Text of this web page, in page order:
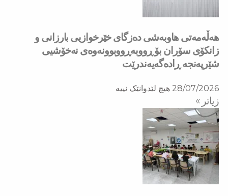
هه‌ڵه‌مه‌تی هاو‌به‌شی ده‌زگای خێرخوازیی بارزانی و
زانكۆی سۆران بۆ ڕووبه‌ڕووبوونه‌وه‌ی نه‌خۆشیی
شێرپه‌نجه‌ ڕاده‌گه‌یه‌ندرێت
28/07/2026 هیچ لێدوانێک نییە
زیاتر »